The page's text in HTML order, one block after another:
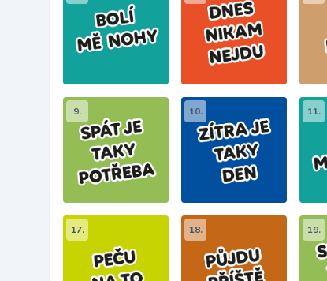
9. 10. 11.
17. 18. 19.